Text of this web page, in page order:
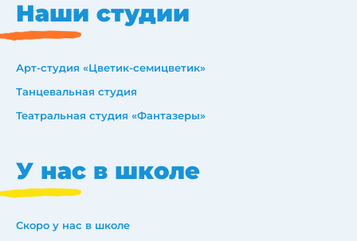
Наши студии
Арт-студия «Цветик-семицветик»
Танцевальная студия
Театральная студия «Фантазеры»
У нас в школе
Скоро у нас в школе